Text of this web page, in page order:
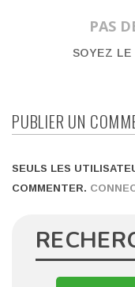
PAS
SOYEZ LE
PUBLIER UN
SEULS LES
COMMENTER.